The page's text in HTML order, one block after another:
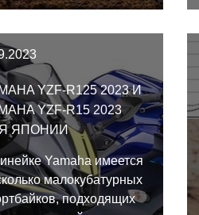
Эта победа
выпуска
версии
- DesertX Rally
года.
YZF-R125 2023 И
YZF-R15 2023
ЯПОНИИ
Yamaha имеется
малокубатурных
подходящих